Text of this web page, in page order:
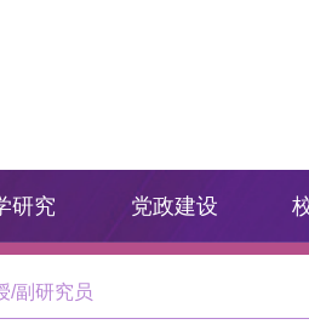
研究 党政建设
/副研究员